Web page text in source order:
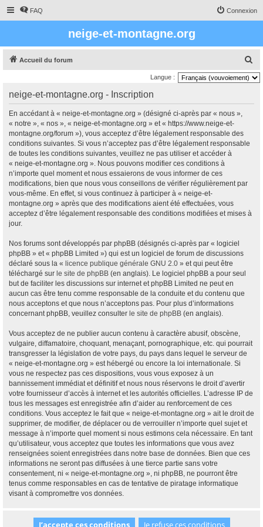
FAQ Connexion
neige-et-montagne.org
Accueil du forum
e
Langue :
neige-et-montagne.org - Inscription
En accédant à « neige-et-montagne.org » (désigné ci-après par « nous »,
« notre », « nos », « neige-et-montagne.org » et « https://www.neige-et-
montagne.org/forum »), vous acceptez d’être légalement responsable des
conditions suivantes. Si vous n’acceptez pas d’être légalement responsable
de toutes les conditions suivantes, veuillez ne pas utiliser et accéder à
« neige-et-montagne.org ». Nous pouvons modifier ces conditions à
n’importe quel moment et nous essaierons de vous informer de ces
modifications, bien que nous vous conseillons de vérifier régulièrement par
vous-même. En effet, si vous continuez à participer à « neige-et-
montagne.org » après que des modifications aient été effectuées, vous
acceptez d’être légalement responsable des conditions modifiées et mises à
jour.
Nos forums sont développés par phpBB (désignés ci-après par « logiciel
phpBB » et « phpBB Limited ») qui est un logiciel de forum de discussions
déclaré sous la « licence publique générale GNU 2.0 » et qui peut être
téléchargé sur le site de phpBB (en anglais). Le logiciel phpBB a pour seul
but de faciliter les discussions sur internet et phpBB Limited ne peut en
aucun cas être tenu comme responsable de la conduite et du contenu que
nous acceptons et que nous n’acceptons pas. Pour plus d’informations
concernant phpBB, veuillez consulter le site de phpBB (en anglais).
Vous acceptez de ne publier aucun contenu à caractère abusif, obscène,
vulgaire, diffamatoire, choquant, menaçant, pornographique, etc. qui pourrait
transgresser la législation de votre pays, du pays dans lequel le serveur de
« neige-et-montagne.org » est hébergé ou encore la loi internationale. Si
vous ne respectez pas ces dispositions, vous vous exposez à un
bannissement immédiat et définitif et nous nous réservons le droit d’avertir
votre fournisseur d’accès à internet et les autorités officielles. L’adresse IP de
tous les messages est enregistrée afin d’aider au renforcement de ces
conditions. Vous acceptez le fait que « neige-et-montagne.org » ait le droit de
supprimer, de modifier, de déplacer ou de verrouiller n’importe quel sujet et
message à n’importe quel moment si nous estimons cela nécessaire. En tant
qu’utilisateur, vous acceptez que toutes les informations que vous avez
renseignées soient enregistrées dans notre base de données. Bien que ces
informations ne seront pas diffusées à une tierce partie sans votre
consentement, ni « neige-et-montagne.org », ni phpBB, ne pourront être
tenus comme responsables en cas de tentative de piratage informatique
visant à compromettre vos données.